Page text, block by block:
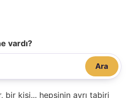
vardı?
Ara
bir kişi... hepsinin ayrı tabiri